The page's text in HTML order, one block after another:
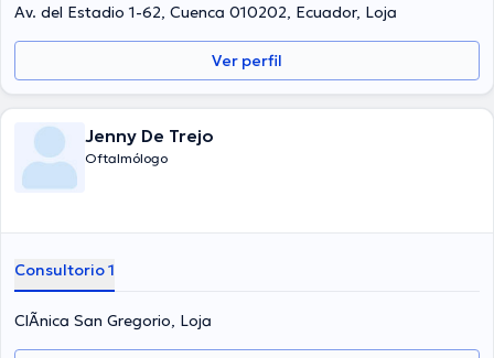
Av. del Estadio 1-62, Cuenca 010202, Ecuador, Loja
Ver perfil
Jenny De Trejo
Oftalmólogo
Consultorio 1
ClÃ­nica San Gregorio, Loja